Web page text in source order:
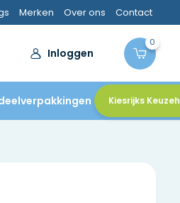
Merken Over ons Contact
Inloggen
0
Kiesrijks